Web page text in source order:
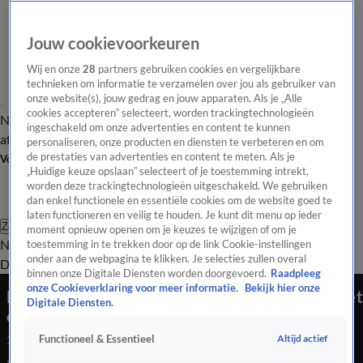
Nieuws van de DagOpinie van de Dag Onze categorieën Laatste
afleveringVideo's Nieuws van de Dag Podcast
Volg Nieuws van de Dag
Zoeken
Nieuws van de DagOpinie van de
Dag
Video'sUitzendingen PodcastPanelContact
Max Verstappen terug in de titelstrijd: kan hij het
onmogelijke flikken?
20 okt 2025, 18:49
Jouw cookievoorkeuren
Wij en onze28 partners gebruiken cookies en vergelijkbare
technieken om informatie te verzamelen over jou als gebruiker van
onze website(s), jouw gedrag en jouw apparaten. Als je „Alle
cookies accepteren” selecteert, worden trackingtechnologieën
ingeschakeld om onze advertenties en content te kunnen
personaliseren, onze producten en diensten te verbeteren en om
de prestaties van advertenties en content te meten. Als je
„Huidige keuze opslaan” selecteert of je toestemming intrekt,
worden deze trackingtechnologieën uitgeschakeld. We gebruiken
dan enkel functionele en essentiële cookies om de website goed te
laten functioneren en veilig te houden. Je kunt dit menu op ieder
moment opnieuw openen om je keuzes te wijzigen of om je
toestemming in te trekken door op de link Cookie-instellingen
onder aan de webpagina te klikken. Je selecties zullen overal
binnen onze Digitale Diensten worden doorgevoerd. Raadpleeg
onze Cookieverklaring voor meer informatie.
Bekijk hier onze
Digitale Diensten.
Functioneel & Essentieel Altijd actief